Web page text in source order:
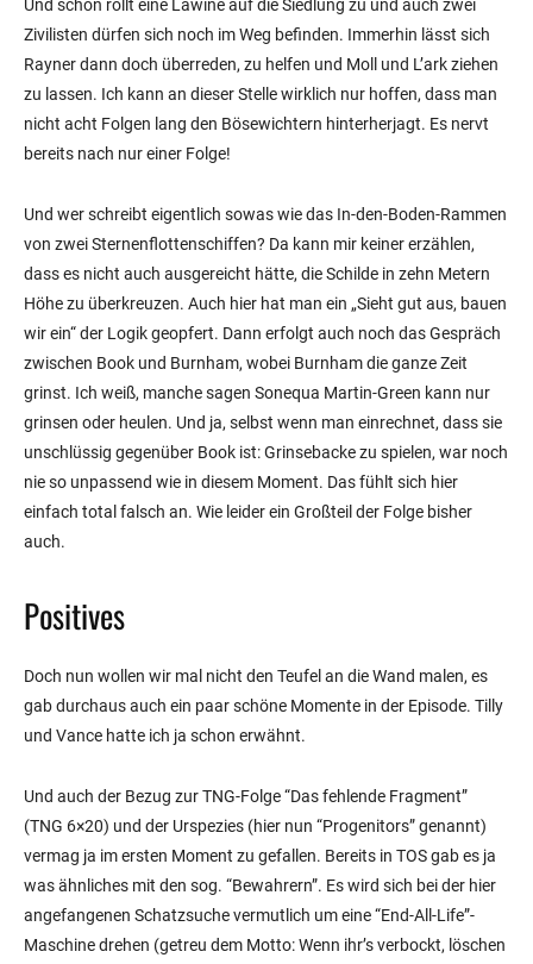
Und schon rollt eine Lawine auf die Siedlung zu und auch zwei
Zivilisten dürfen sich noch im Weg befinden. Immerhin lässt sich
Rayner dann doch überreden, zu helfen und Moll und L’ark ziehen
zu lassen. Ich kann an dieser Stelle wirklich nur hoffen, dass man
nicht acht Folgen lang den Bösewichtern hinterherjagt. Es nervt
bereits nach nur einer Folge!
Und wer schreibt eigentlich sowas wie das In-den-Boden-Rammen
von zwei Sternenflottenschiffen? Da kann mir keiner erzählen,
dass es nicht auch ausgereicht hätte, die Schilde in zehn Metern
Höhe zu überkreuzen. Auch hier hat man ein „Sieht gut aus, bauen
wir ein“ der Logik geopfert. Dann erfolgt auch noch das Gespräch
zwischen Book und Burnham, wobei Burnham die ganze Zeit
grinst. Ich weiß, manche sagen Sonequa Martin-Green kann nur
grinsen oder heulen. Und ja, selbst wenn man einrechnet, dass sie
unschlüssig gegenüber Book ist: Grinsebacke zu spielen, war noch
nie so unpassend wie in diesem Moment. Das fühlt sich hier
einfach total falsch an. Wie leider ein Großteil der Folge bisher
auch.
Positives
Doch nun wollen wir mal nicht den Teufel an die Wand malen, es
gab durchaus auch ein paar schöne Momente in der Episode. Tilly
und Vance hatte ich ja schon erwähnt.
Und auch der Bezug zur TNG-Folge “Das fehlende Fragment”
(TNG 6×20) und der Urspezies (hier nun “Progenitors” genannt)
vermag ja im ersten Moment zu gefallen. Bereits in TOS gab es ja
was ähnliches mit den sog. “Bewahrern”. Es wird sich bei der hier
angefangenen Schatzsuche vermutlich um eine “End-All-Life”-
Maschine drehen (getreu dem Motto: Wenn ihr’s verbockt, löschen